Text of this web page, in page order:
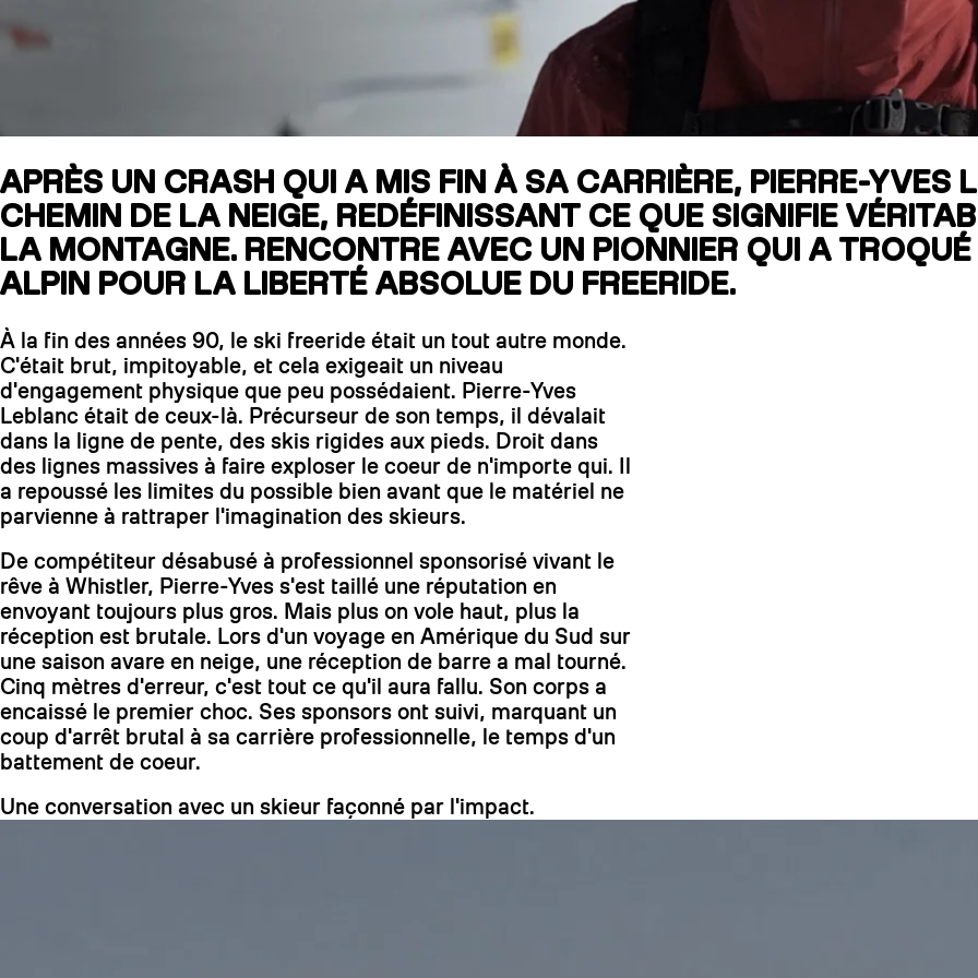
RECHERCHES
Skis freeride
APRÈS UN CRASH QUI A MIS FIN À SA CARRIÈRE, PIERRE-YVES
CHEMIN DE LA NEIGE, REDÉFINISSANT CE QUE SIGNIFIE
LA MONTAGNE. RENCONTRE AVEC UN PIONNIER QUI A
ALPIN POUR LA LIBERTÉ ABSOLUE DU FREERIDE.
À la fin des années 90, le ski freeride était un tout autre monde.
C'était brut, impitoyable, et cela exigeait un niveau
d'engagement physique que peu possédaient. Pierre-Yves
Leblanc était de ceux-là. Précurseur de son temps, il dévalait
dans la ligne de pente, des skis rigides aux pieds. Droit dans
des lignes massives à faire exploser le coeur de n'importe qui. Il
a repoussé les limites du possible bien avant que le matériel ne
parvienne à rattraper l'imagination des skieurs.
De compétiteur désabusé à professionnel sponsorisé vivant le
rêve à Whistler, Pierre-Yves s'est taillé une réputation en
envoyant toujours plus gros. Mais plus on vole haut, plus la
réception est brutale. Lors d'un voyage en Amérique du Sud sur
une saison avare en neige, une réception de barre a mal tourné.
Cinq mètres d'erreur, c'est tout ce qu'il aura fallu. Son corps a
encaissé le premier choc. Ses sponsors ont suivi, marquant un
coup d'arrêt brutal à sa carrière professionnelle, le temps d'un
battement de coeur.
Une conversation avec un skieur façonné par l'impact.